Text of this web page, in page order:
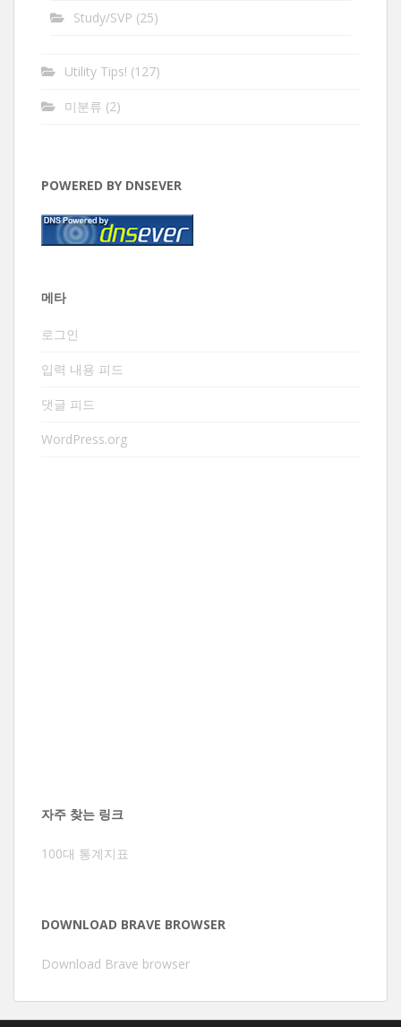
Study/SVP (25)
Utility Tips! (127)
미분류 (2)
POWERED BY DNSEVER
메타
로그인
입력 내용 피드
댓글 피드
WordPress.org
자주 찾는 링크
100대 통계지표
DOWNLOAD BRAVE BROWSER
Download Brave browser